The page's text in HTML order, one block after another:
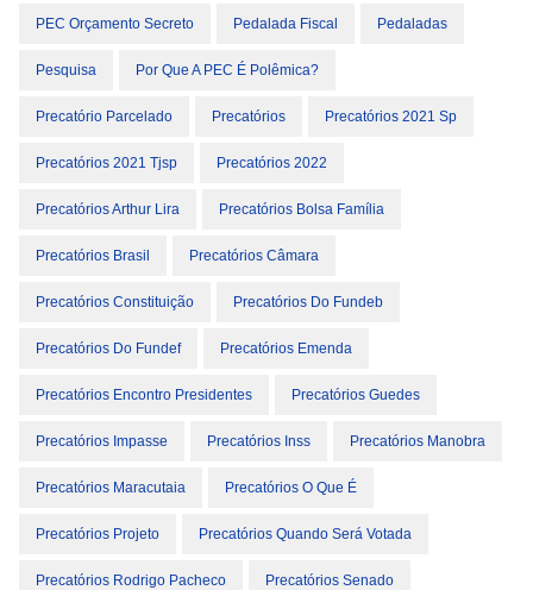
PEC Orçamento Secreto Pedalada Fiscal Pedaladas
Pesquisa Por Que A PEC É Polêmica?
Precatório Parcelado Precatórios Precatórios 2021 Sp
Precatórios 2021 Tjsp Precatórios 2022
Precatórios Arthur Lira Precatórios Bolsa Família
Precatórios Brasil Precatórios Câmara
Precatórios Constituição Precatórios Do Fundeb
Precatórios Do Fundef Precatórios Emenda
Precatórios Encontro Presidentes Precatórios Guedes
Precatórios Impasse Precatórios Inss Precatórios Manobra
Precatórios Maracutaia Precatórios O Que É
Precatórios Projeto Precatórios Quando Será Votada
Precatórios Rodrigo Pacheco Precatórios Senado